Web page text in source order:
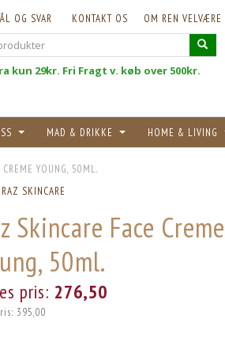
OM REN VELVÆRE
KONTAKT OS
OG SVAR
kun 29kr. Fri Fragt v. køb over 500kr.
MAD & DRIKKE HOME & LIVING
YOUNG, 50ML.
RAZ SKINCARE
Skincare Face Creme
50ml.
pris: 276,50
395,00